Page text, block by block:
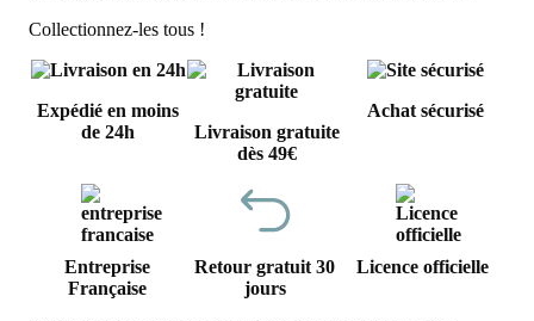
Collectionnez-les tous !
Expédié en moins
de 24h
Livraison gratuite
dès 49€
Achat sécurisé
Entreprise
Française
Retour gratuit 30
jours
Licence officielle